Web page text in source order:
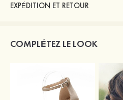
EXPÉDITION ET RETOUR
COMPLÉTEZ LE LOOK